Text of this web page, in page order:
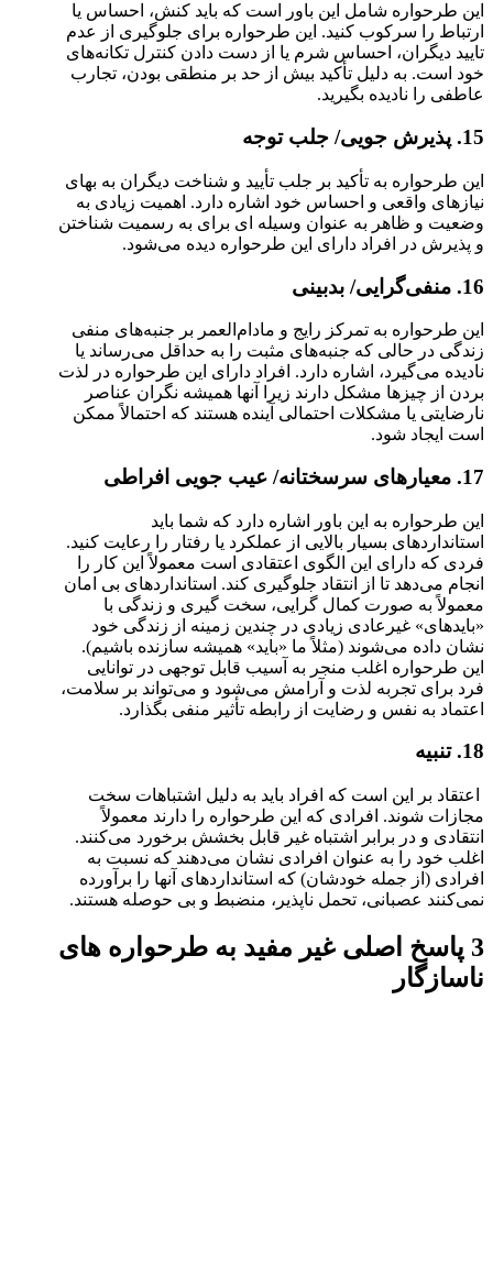
این طرحواره شامل این باور است که باید کنش، احساس یا
ارتباط را سرکوب کنید. این طرحواره برای جلوگیری از عدم
تایید دیگران، احساس شرم یا از دست دادن کنترل تکانه‌های
خود است. به دلیل تأکید بیش از حد بر منطقی بودن، تجارب
عاطفی را نادیده بگیرید.
15. پذیرش جویی/ جلب توجه
این طرحواره به تأکید بر جلب تأیید و شناخت دیگران به بهای
نیازهای واقعی و احساس خود اشاره دارد. اهمیت زیادی به
وضعیت و ظاهر به عنوان وسیله ای برای به رسمیت شناختن
و پذیرش در افراد دارای این طرحواره دیده می‌شود.
16. منفی‌گرایی/ بدبینی
این طرحواره به تمرکز رایج و مادام‌العمر بر جنبه‌های منفی
زندگی در حالی که جنبه‌های مثبت را به حداقل می‌رساند یا
نادیده می‌گیرد، اشاره دارد. افراد دارای این طرحواره در لذت
بردن از چیزها مشکل دارند زیرا آنها همیشه نگران عناصر
نارضایتی یا مشکلات احتمالی آینده هستند که احتمالاً ممکن
است ایجاد شود.
17. معیارهای سرسختانه/ عیب جویی افراطی
این طرحواره به این باور اشاره دارد که شما باید
استانداردهای بسیار بالایی از عملکرد یا رفتار را رعایت کنید.
فردی که دارای این الگوی اعتقادی است معمولاً این کار را
انجام می‌دهد تا از انتقاد جلوگیری کند. استانداردهای بی امان
معمولاً به صورت کمال گرایی، سخت گیری و زندگی با
«بایدهای» غیرعادی زیادی در چندین زمینه از زندگی خود
نشان داده می‌شوند (مثلاً ما «باید» همیشه سازنده باشیم).
این طرحواره اغلب منجر به آسیب قابل توجهی در توانایی
فرد برای تجربه لذت و آرامش می‌شود و می‌تواند بر سلامت،
اعتماد به نفس و رضایت از رابطه تأثیر منفی بگذارد.
18. تنبیه
اعتقاد بر این است که افراد باید به دلیل اشتباهات سخت
مجازات شوند. افرادی که این طرحواره را دارند معمولاً
انتقادی و در برابر اشتباه غیر قابل بخشش برخورد می‌کنند.
اغلب خود را به عنوان افرادی نشان می‌دهند که نسبت به
افرادی (از جمله خودشان) که استانداردهای آنها را برآورده
نمی‌کنند عصبانی، تحمل ناپذیر، منضبط و بی حوصله هستند.
3 پاسخ اصلی غیر مفید به طرحواره ‌های
ناسازگار